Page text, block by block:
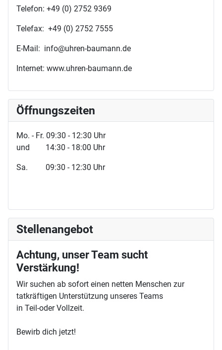
Telefon: +49 (0) 2752 9369
Telefax: +49 (0) 2752 7555
E-Mail: info@uhren-baumann.de
Internet: www.uhren-baumann.de
Öffnungszeiten
Mo. - Fr. 09:30 - 12:30 Uhr
und 14:30 - 18:00 Uhr
Sa. 09:30 - 12:30 Uhr
Stellenangebot
Achtung, unser Team sucht
Verstärkung!
Wir suchen ab sofort einen netten Menschen zur
tatkräftigen Unterstützung unseres Teams
in Teil-oder Vollzeit.
Bewirb dich jetzt!